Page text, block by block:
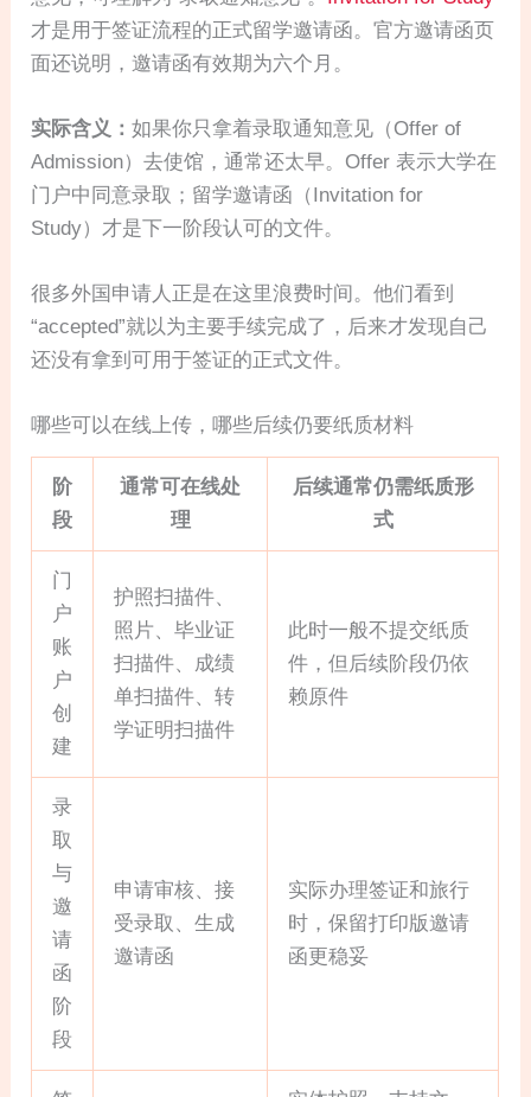
才是用于签证流程的正式留学邀请函。官方邀请函页
面还说明，邀请函有效期为六个月。
实际含义：如果你只拿着录取通知意见（Offer of
Admission）去使馆，通常还太早。Offer 表示大学在
门户中同意录取；留学邀请函（Invitation for
Study）才是下一阶段认可的文件。
很多外国申请人正是在这里浪费时间。他们看到
“accepted”就以为主要手续完成了，后来才发现自己
还没有拿到可用于签证的正式文件。
哪些可以在线上传，哪些后续仍要纸质材料
阶
段
通常可在线处
理
后续通常仍需纸质形
式
门
户
账
户
创
建
护照扫描件、
照片、毕业证
扫描件、成绩
单扫描件、转
学证明扫描件
此时一般不提交纸质
件，但后续阶段仍依
赖原件
录
取
与
邀
请
函
阶
段
申请审核、接
受录取、生成
邀请函
实际办理签证和旅行
时，保留打印版邀请
函更稳妥